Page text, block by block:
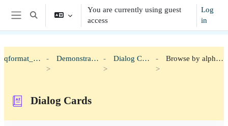
Skip to main content
Side panel
Toggle search input
You are currently using guest
access
Log
in
qformat_h5p Demonstration Dialog Cards Browse by alphabet
Dialog Cards